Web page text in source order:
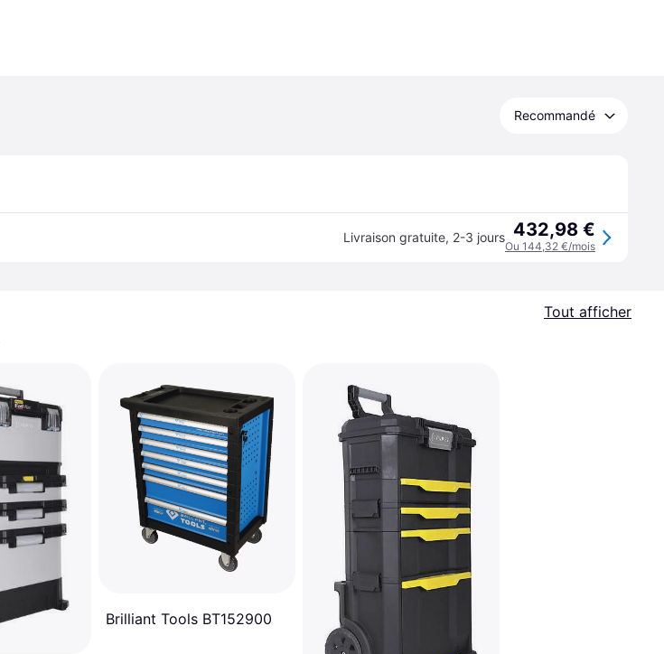
Recommandé
Livraison gratuite, 2-3 jours 432,98 €
Ou 144,32 €/mois
Tout afficher
Brilliant Tools BT152900